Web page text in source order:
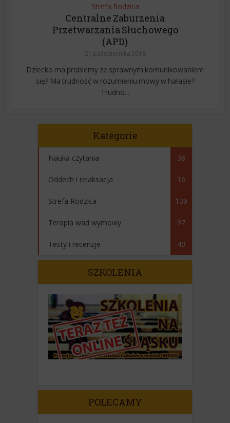
Strefa Rodzica
Centralne Zaburzenia
Przetwarzania Słuchowego
(APD)
21 października 2018
Dziecko ma problemy ze sprawnym komunikowaniem
się? Ma trudność w rozumieniu mowy w hałasie?
Trudno...
Kategorie
Nauka czytania 38
Oddech i relaksacja 16
Strefa Rodzica 139
Terapia wad wymowy 97
Testy i recenzje 40
SZKOLENIA
POLECAMY